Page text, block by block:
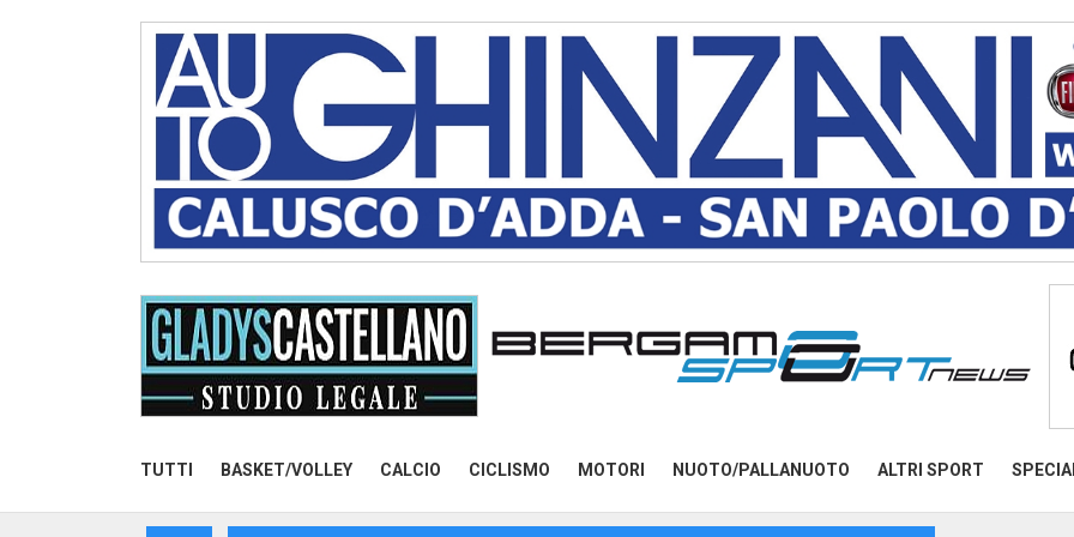
TUTTI BASKET/VOLLEY CALCIO CICLISMO MOTORI NUOTO/PALLANUOTO ALTRI SPORT